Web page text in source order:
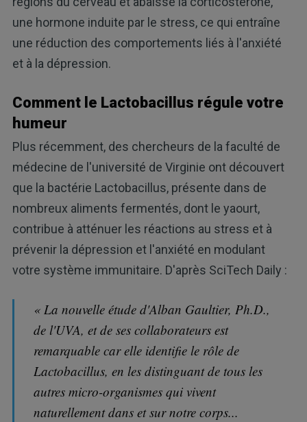
une hormone induite par le stress, ce qui entraîne
une réduction des comportements liés à l'anxiété
et à la dépression.
Comment le Lactobacillus régule votre
humeur
Plus récemment, des chercheurs de la faculté de
médecine de l'université de Virginie ont découvert
que la bactérie Lactobacillus, présente dans de
nombreux aliments fermentés, dont le yaourt,
contribue à atténuer les réactions au stress et à
prévenir la dépression et l'anxiété en modulant
votre système immunitaire. D'après SciTech Daily :
« La nouvelle étude d'Alban Gaultier, Ph.D.,
de l'UVA, et de ses collaborateurs est
remarquable car elle identifie le rôle de
Lactobacillus, en les distinguant de tous les
autres micro-organismes qui vivent
naturellement dans et sur notre corps...